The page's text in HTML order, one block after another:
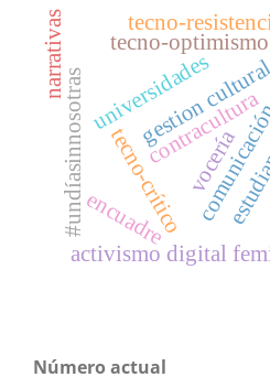
gestion
universidades
activismo digital
#undíasinnosotras
tecno-optimismo
tecno-
tecno-crítico
narrativas
encuadre
contracultura
vocería
Número actual